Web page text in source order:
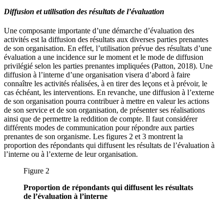
Diffusion et utilisation des résultats de l’évaluation
Une composante importante d’une démarche d’évaluation des
activités est la diffusion des résultats aux diverses parties prenantes
de son organisation. En effet, l’utilisation prévue des résultats d’une
évaluation a une incidence sur le moment et le mode de diffusion
privilégié selon les parties prenantes impliquées (Patton, 2018). Une
diffusion à l’interne d’une organisation visera d’abord à faire
connaître les activités réalisées, à en tirer des leçons et à prévoir, le
cas échéant, les interventions. En revanche, une diffusion à l’externe
de son organisation pourra contribuer à mettre en valeur les actions
de son service et de son organisation, de présenter ses réalisations
ainsi que de permettre la reddition de compte. Il faut considérer
différents modes de communication pour répondre aux parties
prenantes de son organisme. Les figures 2 et 3 montrent la
proportion des répondants qui diffusent les résultats de l’évaluation à
l’interne ou à l’externe de leur organisation.
Figure 2
Proportion de répondants qui diffusent les résultats
de l’évaluation à l’interne